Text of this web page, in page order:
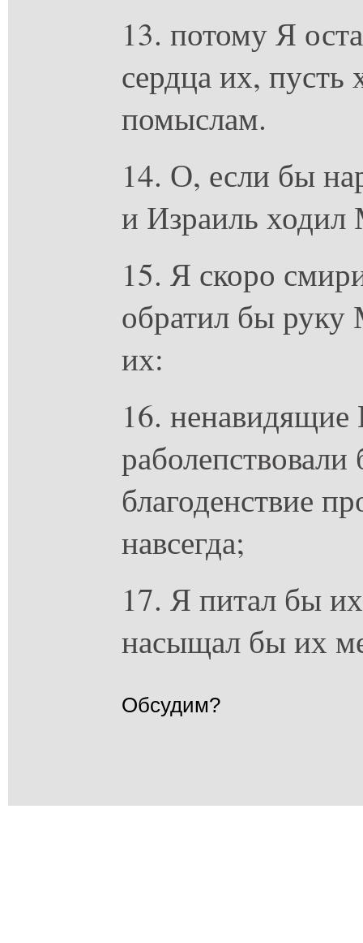
13. потому Я
сердца их, пусть
помыслам.
14. О, если бы
и Израиль
15. Я скоро
обратил бы
их:
16. ненавидящие
благоденствие
навсегда;
17. Я питал бы
насыщал бы их
Обсудим?